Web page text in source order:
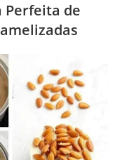
Perfeita de